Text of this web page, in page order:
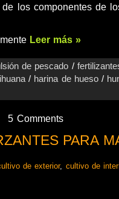
los componentes de
Leer más »
de pescado /
/ harina de hueso/
5 Comments
PARA
de exterior, cultivo de